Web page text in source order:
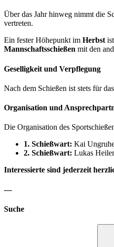
Über das Jahr hinweg nimmt die
vertreten.
Ein fester Höhepunkt im Herbstist
Mannschaftsschießen mit den
Geselligkeit und Verpflegung
Nach dem Schießen ist stets für das
Organisation und
Die Organisation des
1. Schießwart: Kai
2. Schießwart: Lukas
Interessierte sind jederzeit
—
Suche